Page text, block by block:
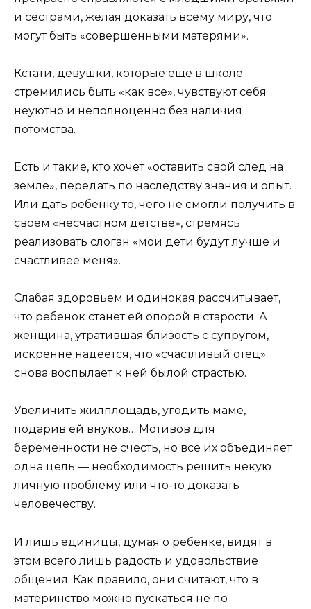
и сестрами, желая доказать всему миру, что
могут быть «совершенными матерями».
Кстати, девушки, которые еще в школе
стремились быть «как все», чувствуют себя
неуютно и неполноценно без наличия
потомства.
Есть и такие, кто хочет «оставить свой след на
земле», передать по наследству знания и опыт.
Или дать ребенку то, чего не смогли получить в
своем «несчастном детстве», стремясь
реализовать слоган «мои дети будут лучше и
счастливее меня».
Слабая здоровьем и одинокая рассчитывает,
что ребенок станет ей опорой в старости. А
женщина, утратившая близость с супругом,
искренне надеется, что «счастливый отец»
снова воспылает к ней былой страстью.
Увеличить жилплощадь, угодить маме,
подарив ей внуков… Мотивов для
беременности не счесть, но все их объединяет
одна цель — необходимость решить некую
личную проблему или что-то доказать
человечеству.
И лишь единицы, думая о ребенке, видят в
этом всего лишь радость и удовольствие
общения. Как правило, они считают, что в
материнство можно пускаться не по